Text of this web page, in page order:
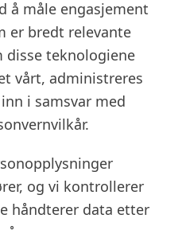
å måle engasjement
er bredt relevante
disse teknologiene
vårt, administreres
i samsvar med
og vi kontrollerer
håndterer data etter